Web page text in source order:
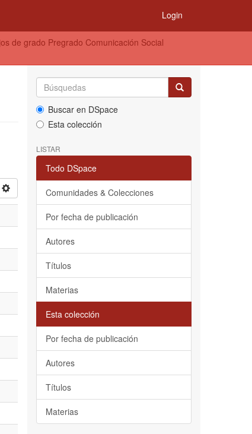
Login
de grado Pregrado Comunicación Social
Buscar en DSpace
Esta colección
LISTAR
Todo DSpace
Comunidades & Colecciones
Por fecha de publicación
Autores
Títulos
Materias
Esta colección
Por fecha de publicación
Autores
Títulos
Materias